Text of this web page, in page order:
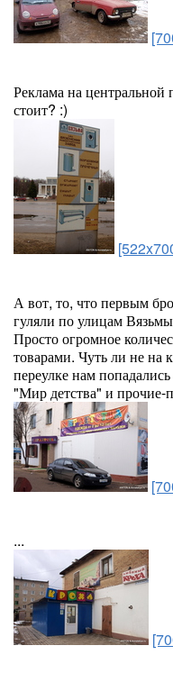
Реклама на
стоит? :)
А вот, то, что первым
гуляли по улицам
Просто огромное
товарами. Чуть ли не на
переулке нам
"Мир детства" и прочие-
...